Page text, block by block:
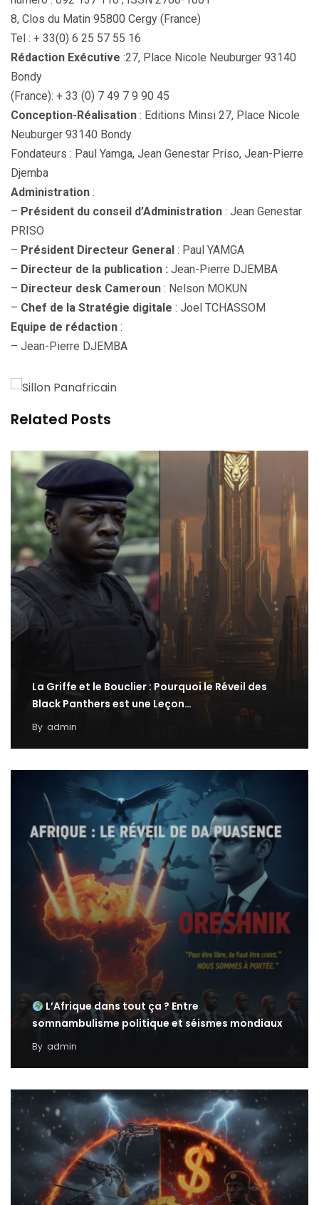
8, Clos du Matin 95800 Cergy (France)
Tel : + 33(0) 6 25 57 55 16
Rédaction Exécutive :27, Place Nicole Neuburger 93140
Bondy
(France): + 33 (0) 7 49 7 9 90 45
Conception-Réalisation : Editions Minsi 27, Place Nicole
Neuburger 93140 Bondy
Fondateurs : Paul Yamga, Jean Genestar Priso, Jean-Pierre
Djemba
Administration :
– Président du conseil d’Administration : Jean Genestar
PRISO
– Président Directeur General : Paul YAMGA
– Directeur de la publication : Jean-Pierre DJEMBA
– Directeur desk Cameroun : Nelson MOKUN
– Chef de la Stratégie digitale : Joel TCHASSOM
Equipe de rédaction :
– Jean-Pierre DJEMBA
Related Posts
La Griffe et le Bouclier : Pourquoi le Réveil des
Black Panthers est une Leçon…
By admin
L’Afrique dans tout ça ? Entre
somnambulisme politique et séismes mondiaux
By admin